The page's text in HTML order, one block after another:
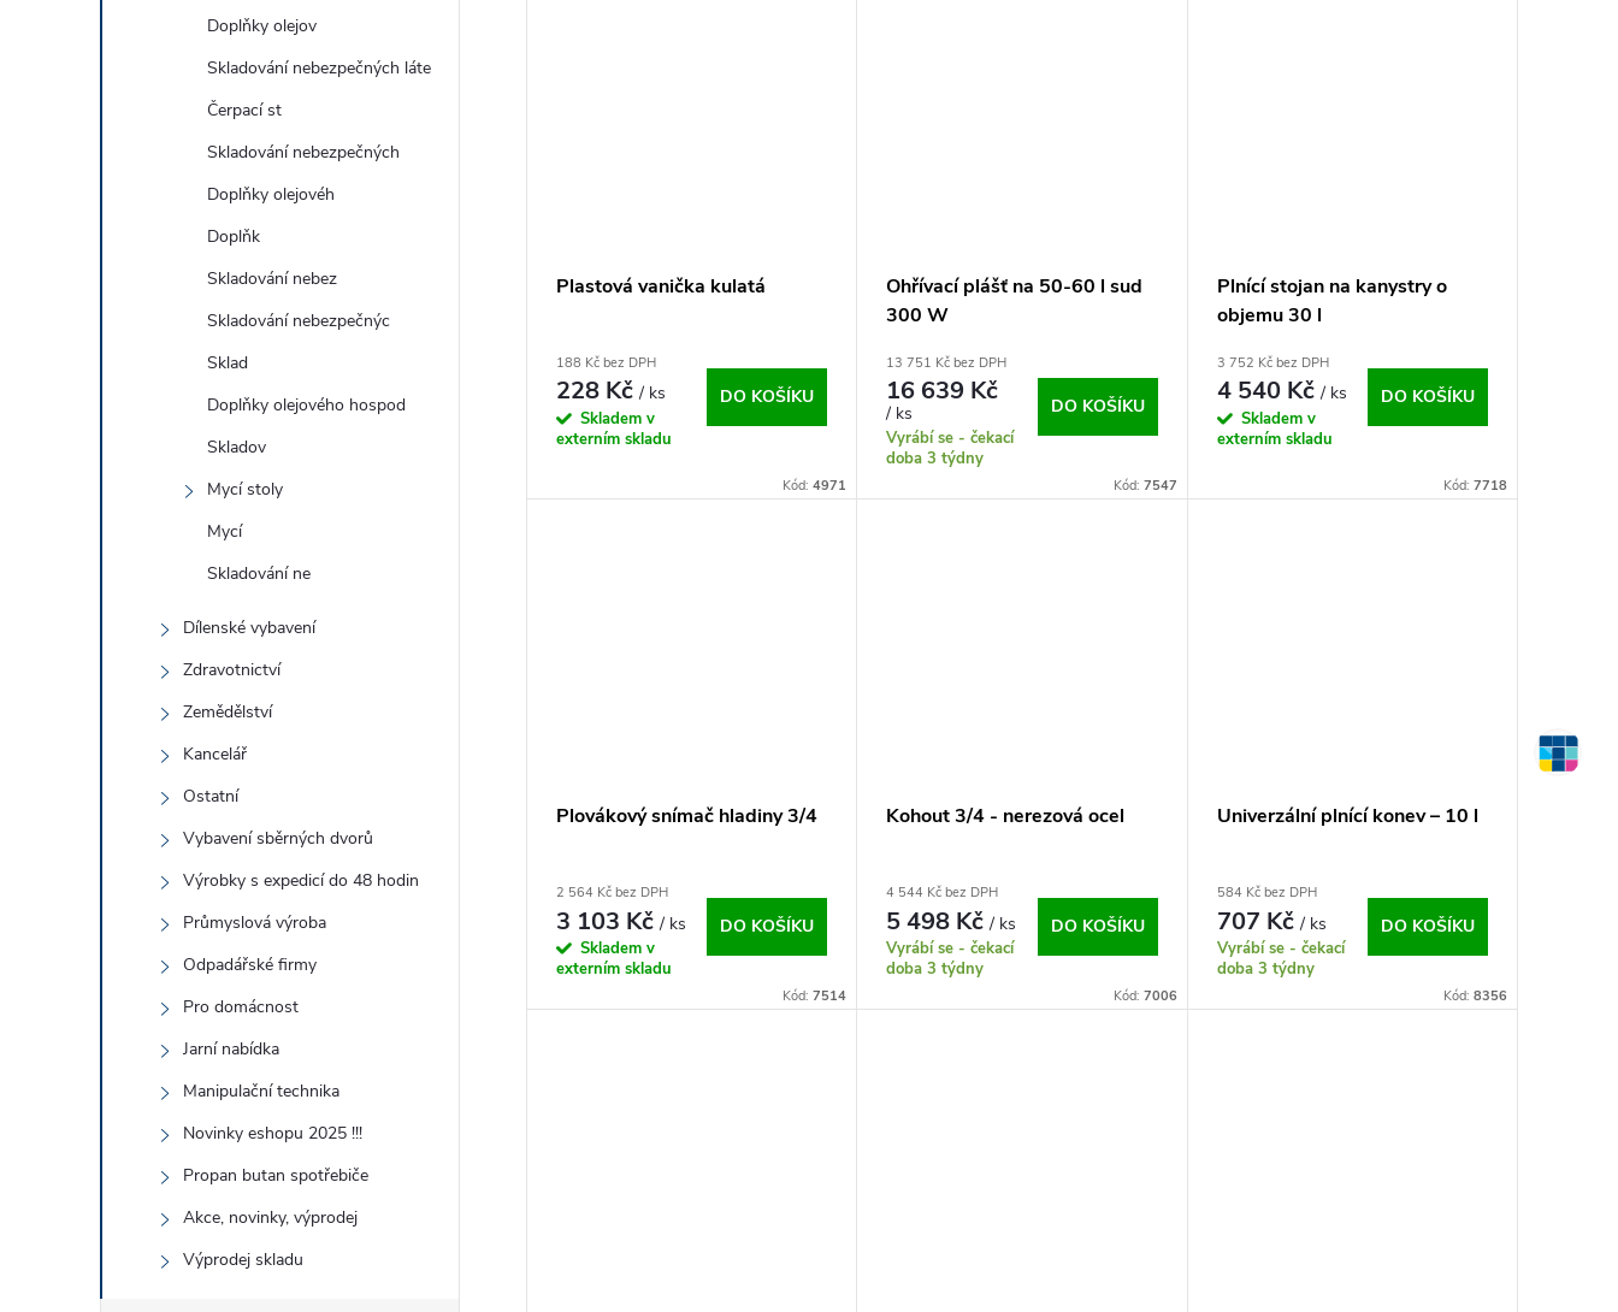
Doplňky olejov
Skladování nebezpečných láte
Čerpací st
Skladování nebezpečných
Doplňky olejovéh
Doplňk
Skladování nebez
Skladování nebezpečnýc
Sklad
Doplňky olejového hospod
Skladov
Mycí stoly
Mycí
Skladování ne
Dílenské vybavení
Zdravotnictví
Zemědělství
Kancelář
Ostatní
Vybavení sběrných dvorů
Výrobky s expedicí do 48 hodin
Průmyslová výroba
Odpadářské firmy
Pro domácnost
Jarní nabídka
Manipulační technika
Novinky eshopu 2025 !!!
Propan butan spotřebiče
Akce, novinky, výprodej
Výprodej skladu
Plastová vanička kulatá
188 Kč bez DPH
228 Kč/ ks
Skladem v
externím skladu
DO KOŠÍKU
Kód:4971
Ohřívací plášť na 50-60 l sud
300 W
13 751 Kč bez DPH
16 639 Kč
/ ks
Vyrábí se - čekací
doba 3 týdny
DO KOŠÍKU
Kód: 7547
Plnící stojan na kanystry o
objemu 30 l
3 752 Kč bez DPH
4 540 Kč/ ks
Skladem v
externím skladu
DO KOŠÍKU
Kód: 7718
Plovákový snímač hladiny 3/4
2 564 Kč bez DPH
3 103 Kč/ ks
Skladem v
externím skladu
DO KOŠÍKU
Kód:7514
Kohout 3/4 - nerezová ocel
4 544 Kč bez DPH
5 498 Kč/ ks
Vyrábí se - čekací
doba 3 týdny
DO KOŠÍKU
Kód: 7006
Univerzální plnící konev – 10 l
584 Kč bez DPH
707 Kč/ ks
Vyrábí se - čekací
doba 3 týdny
DO KOŠÍKU
Kód: 8356